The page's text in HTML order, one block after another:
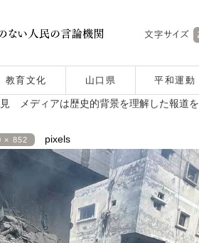
教育文化 山口県 平和運動
メディアは歴史的背景を理解した報道を
× 852 pixels